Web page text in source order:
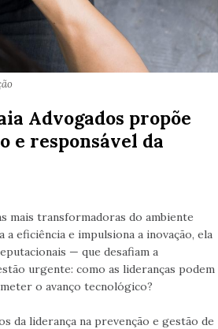
Advogados propõe
e responsável da
mais transformadoras do ambiente
eficiência e impulsiona a inovação, ela
— que desafiam a
urgente: como as lideranças podem
o avanço tecnológico?
da liderança na prevenção e gestão de